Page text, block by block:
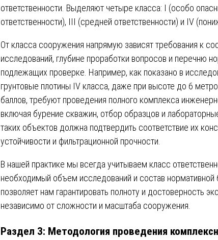
ответственности. Выделяют четыре класса: I (особо
ответственности), III (средней ответственности) и IV
От класса сооружения напрямую зависят требования к
исследований, глубине проработки вопросов и перечню
подлежащих проверке. Например, как показано в
грунтовые плотины IV класса, даже при высоте до 6
баллов, требуют проведения полного комплекса
включая бурение скважин, отбор образцов и
таких объектов должна подтвердить соответствие их
устойчивости и фильтрационной прочности.
В нашей практике мы всегда учитываем класс
необходимый объем исследований и состав нормативной
позволяет нам гарантировать полноту и достоверность
независимо от сложности и масштаба сооружения.
Раздел 3: Методология проведения